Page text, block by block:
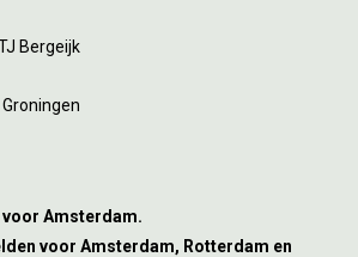
Bergeijk
voor Amsterdam.
voor Amsterdam, Rotterdam en